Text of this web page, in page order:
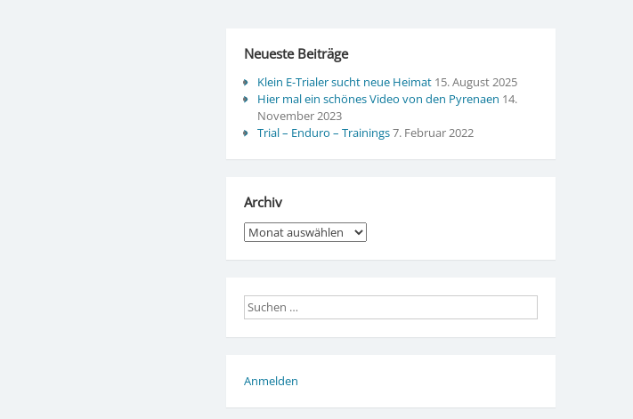
Neueste Beiträge
Klein E-Trialer sucht neue Heimat 15. August 2025
Hier mal ein schönes Video von den Pyrenaen 14.
November 2023
Trial – Enduro – Trainings7. Februar 2022
Archiv
Archiv
Anmelden